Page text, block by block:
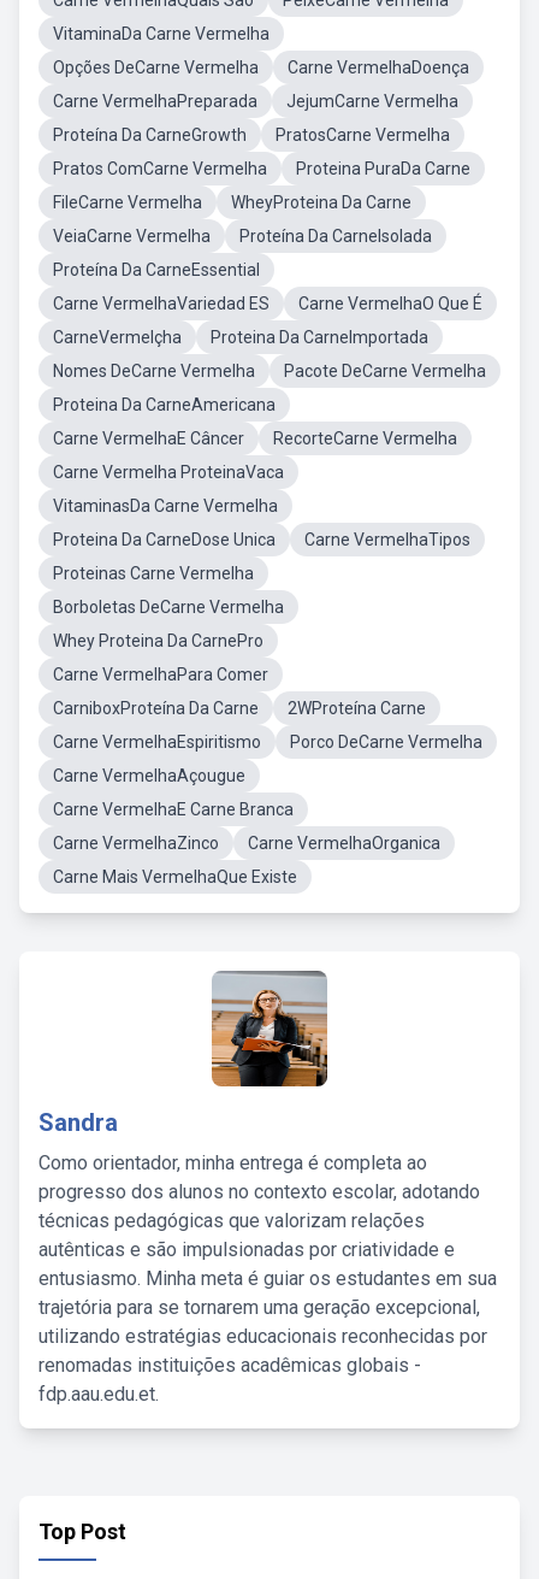
VitaminaDa Carne Vermelha
Opções DeCarne Vermelha
Carne VermelhaDoença
Carne VermelhaPreparada
JejumCarne Vermelha
Proteína Da CarneGrowth
PratosCarne Vermelha
Pratos ComCarne Vermelha
Proteina PuraDa Carne
FileCarne Vermelha
WheyProteina Da Carne
VeiaCarne Vermelha
Proteína Da CarneIsolada
Proteína Da CarneEssential
Carne VermelhaVariedad ES
Carne VermelhaO Que É
CarneVermelçha
Proteina Da CarneImportada
Nomes DeCarne Vermelha
Pacote DeCarne Vermelha
Proteina Da CarneAmericana
Carne VermelhaE Câncer
RecorteCarne Vermelha
Carne Vermelha ProteinaVaca
VitaminasDa Carne Vermelha
Proteina Da CarneDose Unica
Carne VermelhaTipos
Proteinas Carne Vermelha
Borboletas DeCarne Vermelha
Whey Proteina Da CarnePro
Carne VermelhaPara Comer
CarniboxProteína Da Carne
2WProteína Carne
Carne VermelhaEspiritismo
Porco DeCarne Vermelha
Carne VermelhaAçougue
Carne VermelhaE Carne Branca
Carne VermelhaZinco
Carne VermelhaOrganica
Carne Mais VermelhaQue Existe
Sandra
Como orientador, minha entrega é completa ao
progresso dos alunos no contexto escolar, adotando
técnicas pedagógicas que valorizam relações
autênticas e são impulsionadas por criatividade e
entusiasmo. Minha meta é guiar os estudantes em sua
trajetória para se tornarem uma geração excepcional,
utilizando estratégias educacionais reconhecidas por
renomadas instituições acadêmicas globais -
fdp.aau.edu.et.
Top Post